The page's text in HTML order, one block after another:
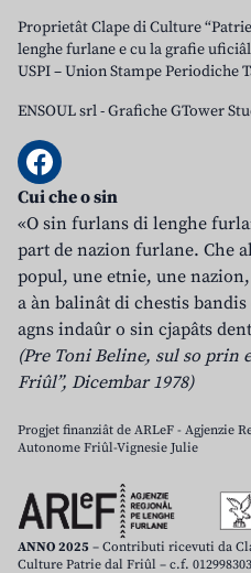
Proprietât Clape di Culture
lenghe furlane e cu la grafie uficiâl
USPI – Union Stampe Periodiche
ENSOUL srl-Grafiche GTower
Cui che o sin
«O sin furlans di lenghe
part de nazion furlane. Che
popul, une etnie, une
a àn balinât di chestis
agns indaûr o sin cjapâts
(Pre Toni Beline, sul so prin
Friûl”, Dicembar 1978)
Progjet finanziât de ARLeF - Agjenzie
Autonome Friûl-Vignesie Julie
ANNO 2025 – Contributi ricevuti da
Culture Patrie dal Friûl – c.f.